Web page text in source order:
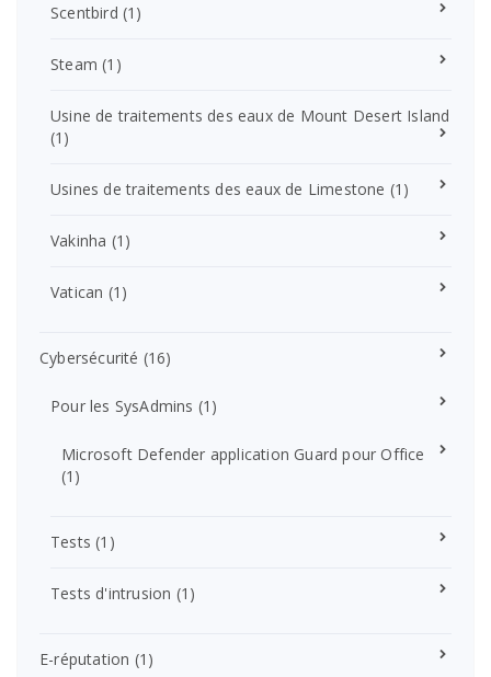
Scentbird (1)
Steam (1)
Usine de traitements des eaux de Mount Desert Island
(1)
Usines de traitements des eaux de Limestone (1)
Vakinha (1)
Vatican (1)
Cybersécurité (16)
Pour les SysAdmins (1)
Microsoft Defender application Guard pour Office
(1)
Tests (1)
Tests d'intrusion (1)
E-réputation (1)